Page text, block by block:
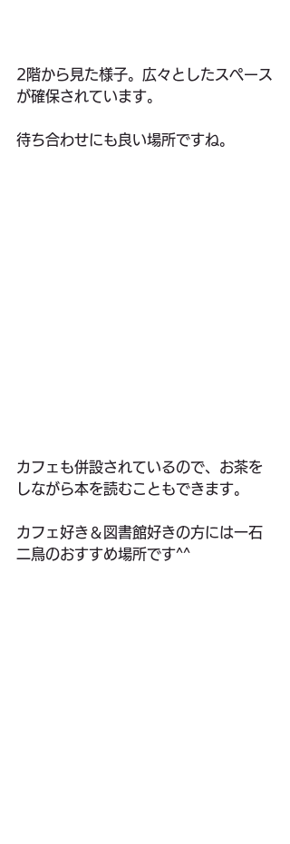
2階から見た様子。広々としたスペース
が確保されています。
待ち合わせにも良い場所ですね。
カフェも併設されているので、お茶を
しながら本を読むこともできます。
カフェ好き＆図書館好きの方には一石
二鳥のおすすめ場所です^^